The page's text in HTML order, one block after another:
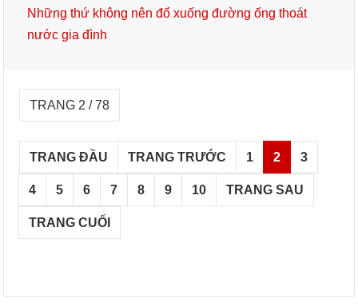
Những thứ không nên đổ xuống đường ống thoát
nước gia đình
TRANG 2 / 78
TRANG ĐẦU TRANG TRƯỚC 1 2 3
4 5 6 7 8 9 10 TRANG SAU
TRANG CUỐI